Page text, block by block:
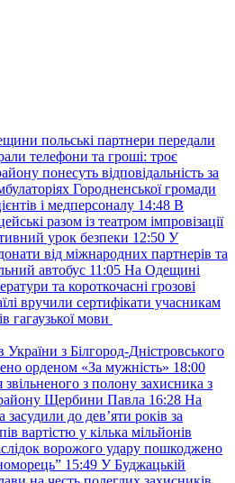
польські партнери передали
телефони та гроші: троє
понесуть відповідальність за
Городненської громади
і медперсоналу 14:48 В
разом із театром імпровізації
урок безпеки 12:50 У
від міжнародних партнерів та
автобус 11:05 На Одещині
та короткочасні грозові
вручили сертифікати учасникам
гагаузької мови
України з Білгород-Дністровського
орденом «За мужність» 18:00
звільненого з полону захисника з
району Щербини Павла 16:28 На
до дев’яти років за
вартістю у кілька мільйонів
ворожого удару пошкоджено
15:49 У Буджацькій